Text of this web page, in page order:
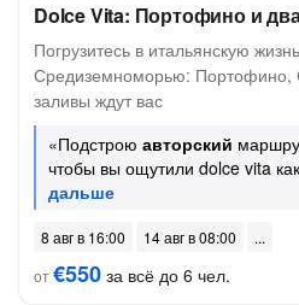
Dolce Vita: Портофино и
Погрузитесь в итальянскую
Средиземноморью: Портофино,
заливы ждут вас
«Подстрою авторский
чтобы вы ощутили dolce vita
8 авг в 16:00
14 авг в 08:00
от€550 за всё до 6 чел.